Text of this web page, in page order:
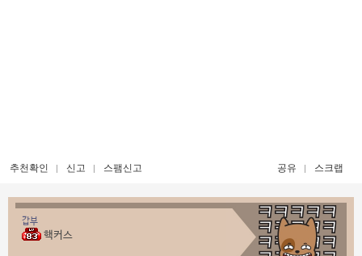
추천확인 신고 스팸신고 공유 스크랩
갑부
핵커스